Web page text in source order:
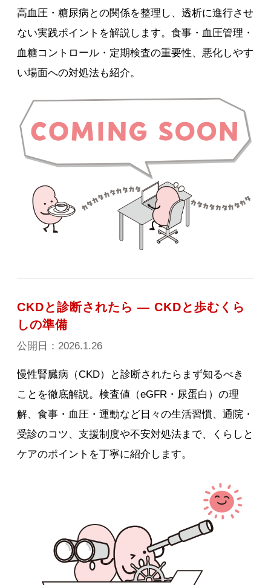
高血圧・糖尿病との関係を整理し、透析に進行させ
ない実践ポイントを解説します。食事・血圧管理・
血糖コントロール・定期検査の重要性、悪化しやす
い場面への対処法も紹介。
CKDと診断されたら ― CKDと歩むくら
しの準備
公開日：2026.1.26
慢性腎臓病（CKD）と診断されたらまず知るべき
ことを徹底解説。検査値（eGFR・尿蛋白）の理
解、食事・血圧・運動など日々の生活習慣、通院・
受診のコツ、支援制度や不安対処法まで、くらしと
ケアのポイントを丁寧に紹介します。